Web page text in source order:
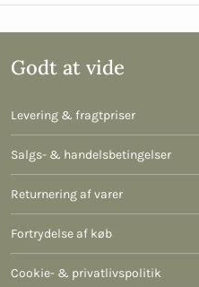
Godt at vide
Levering & fragtpriser
Salgs- & handelsbetingelser
Returnering af varer
Fortrydelse af køb
Cookie- & privatlivspolitik